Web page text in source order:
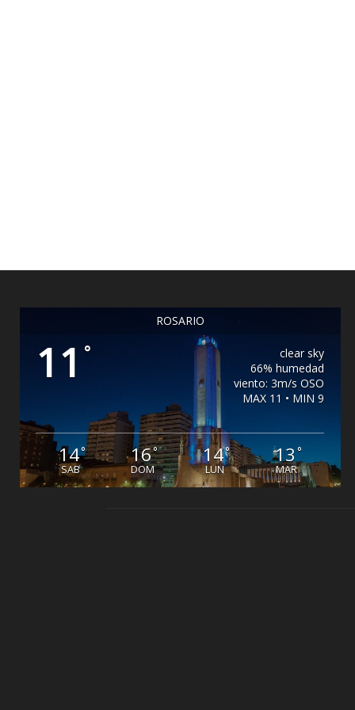
ROSARIO
11 °
clear sky
66% humedad
viento: 3m/s OSO
MAX 11 • MIN 9
14°
SAB
16°
DOM
14°
LUN
13 °
MAR